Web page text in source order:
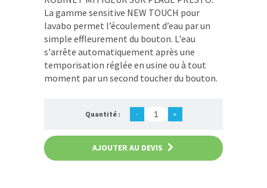
La gamme sensitive NEW TOUCH pour
lavabo permet l’écoulement d’eau par un
simple effleurement du bouton. L'eau
s'arrête automatiquement après une
temporisation réglée en usine ou à tout
moment par un second toucher du bouton.
Quantité : - +
AJOUTER AU DEVIS